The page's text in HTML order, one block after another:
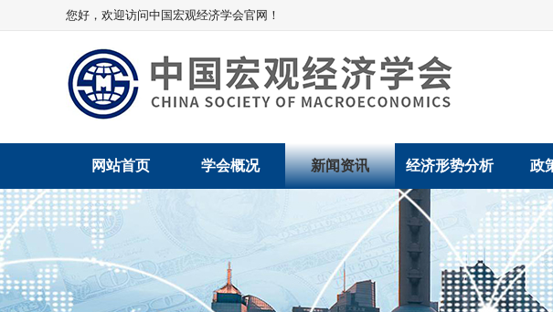
您好，欢迎访问中国宏观经济学会官网！
网站首页 学会概况
学术委员会
学会领导
新闻资讯
党建动态
学会动态
经济形势分析
经济数据概览
数说经济
经济运行与调节
政
发
规
规